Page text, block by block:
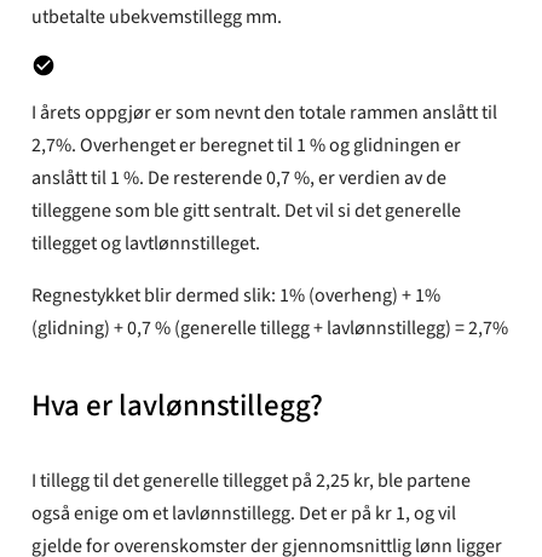
utbetalte ubekvemstillegg mm.
I årets oppgjør er som nevnt den totale rammen anslått til
2,7%. Overhenget er beregnet til 1 % og glidningen er
anslått til 1 %. De resterende 0,7 %, er verdien av de
tilleggene som ble gitt sentralt. Det vil si det generelle
tillegget og lavtlønnstilleget.
Regnestykket blir dermed slik: 1% (overheng) + 1%
(glidning) + 0,7 % (generelle tillegg + lavlønnstillegg) = 2,7%
Hva er lavlønnstillegg?
I tillegg til det generelle tillegget på 2,25 kr, ble partene
også enige om et lavlønnstillegg. Det er på kr 1, og vil
gjelde for overenskomster der gjennomsnittlig lønn ligger